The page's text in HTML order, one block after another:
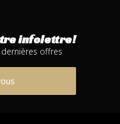
infolettre!
offres